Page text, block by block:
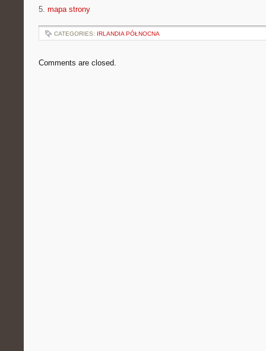
5. mapa strony
CATEGORIES: IRLANDIA PÓŁNOCNA
Comments are closed.